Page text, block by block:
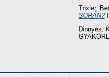
Trixler,
SORÁN?
Dinnyés,